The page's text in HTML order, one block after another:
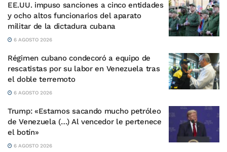
EE.UU. impuso sanciones a cinco entidades
y ocho altos funcionarios del aparato
militar de la dictadura cubana
6 AGOSTO 2026
Régimen cubano condecoró a equipo de
rescatistas por su labor en Venezuela tras
el doble terremoto
6 AGOSTO 2026
Trump: «Estamos sacando mucho petróleo
de Venezuela (…) Al vencedor le pertenece
el botín»
6 AGOSTO 2026